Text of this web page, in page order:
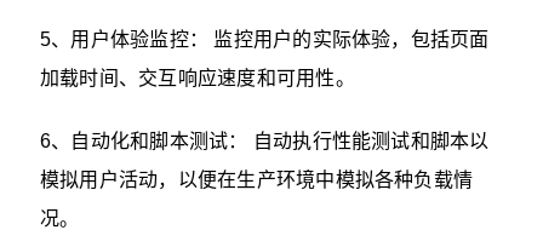
5、用户体验监控： 监控用户的实际体验，包括页面
加载时间、交互响应速度和可用性。
6、自动化和脚本测试： 自动执行性能测试和脚本以
模拟用户活动，以便在生产环境中模拟各种负载情
况。